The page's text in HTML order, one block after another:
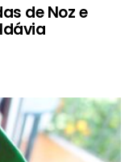
de Noz e